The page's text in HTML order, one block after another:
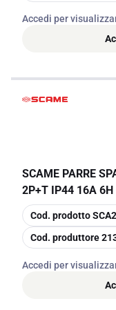
Accedi per
SCAME PARRE
2P+T IP44 16A
copia
Cod. prodotto
copia
Cod. produttore
Accedi per